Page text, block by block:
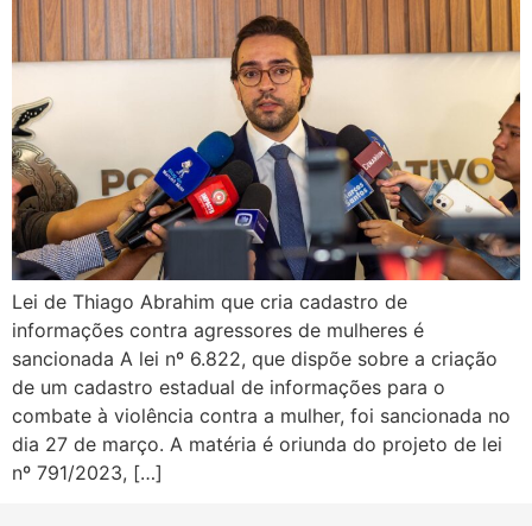
Lei de Thiago Abrahim que cria cadastro de
informações contra agressores de mulheres é
sancionada A lei nº 6.822, que dispõe sobre a criação
de um cadastro estadual de informações para o
combate à violência contra a mulher, foi sancionada no
dia 27 de março. A matéria é oriunda do projeto de lei
nº 791/2023, […]